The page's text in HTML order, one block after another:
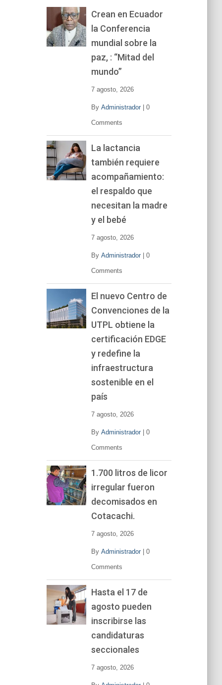
Crean en Ecuador
la Conferencia
mundial sobre la
paz, : “Mitad del
mundo”
7 agosto, 2026
By Administrador| 0
Comments
La lactancia
también requiere
acompañamiento:
el respaldo que
necesitan la madre
y el bebé
7 agosto, 2026
By Administrador| 0
Comments
El nuevo Centro de
Convenciones de la
UTPL obtiene la
certificación EDGE
y redefine la
infraestructura
sostenible en el
país
7 agosto, 2026
By Administrador| 0
Comments
1.700 litros de licor
irregular fueron
decomisados en
Cotacachi.
7 agosto, 2026
By Administrador| 0
Comments
Hasta el 17 de
agosto pueden
inscribirse las
candidaturas
seccionales
7 agosto, 2026